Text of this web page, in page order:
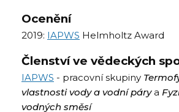
Ocenění
2019: IAPWS Helmholtz Award
Členství ve vědeckých
IAPWS - pracovní skupiny
vlastnosti vody a vodní párya
vodných směsí